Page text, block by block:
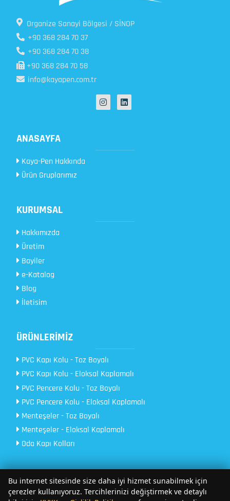
Organize Sanayi Bölgesi / SİNOP
+90 368 284 70 37
+90 368 284 70 38
+90 368 284 70 58
info@kayapen.com.tr
ANASAYFA
Kaya-Pen Hakkında
Ürün Gruplarımız
KURUMSAL
Hakkımızda
Üretim
Bayiler
e-Katalog
Blog
İletisim
ÜRÜNLERİMİZ
PVC Kapı Kolu - Toz Boyalı
PVC Kapı Kolu - Eloksal Kaplamalı
PVC Pencere Kolu - Toz Boyalı
PVC Pencere Kolu - Eloksal Kaplamalı
Menteşeler - Toz Boyalı
Menteşeler - Eloksal Kaplamalı
Oda Kapı Kolları
Copyright © 2026
Bu internet sitesinde size daha iyi hizmet sunabilmek için
çerezler kullanıyoruz. Tercihlerinizi değiştirmek ve detaylı